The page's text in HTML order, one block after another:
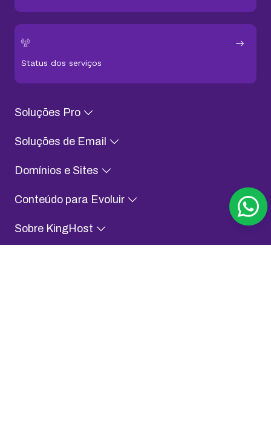
Status dos serviços
Soluções Pro
Soluções de Email
Domínios e Sites
Conteúdo para Evoluir
Sobre KingHost